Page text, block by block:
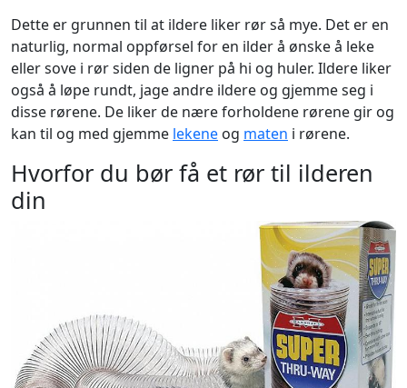
Dette er grunnen til at ildere liker rør så mye. Det er en
naturlig, normal oppførsel for en ilder å ønske å leke
eller sove i rør siden de ligner på hi og huler. Ildere liker
også å løpe rundt, jage andre ildere og gjemme seg i
disse rørene. De liker de nære forholdene rørene gir og
kan til og med gjemme lekene og maten i rørene.
Hvorfor du bør få et rør til ilderen
din